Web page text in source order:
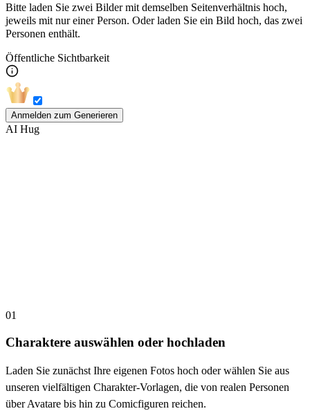
Bitte laden Sie zwei Bilder mit demselben Seitenverhältnis hoch,
jeweils mit nur einer Person. Oder laden Sie ein Bild hoch, das zwei
Personen enthält.
Öffentliche Sichtbarkeit
Anmelden zum Generieren
AI Hug
01
Charaktere auswählen oder hochladen
Laden Sie zunächst Ihre eigenen Fotos hoch oder wählen Sie aus
unseren vielfältigen Charakter-Vorlagen, die von realen Personen
über Avatare bis hin zu Comicfiguren reichen.